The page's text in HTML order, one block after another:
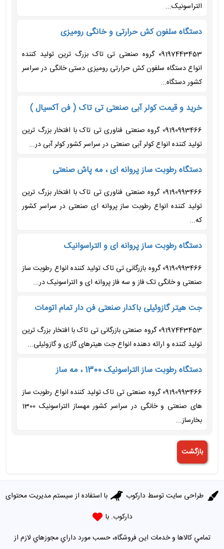
التراسونیک...
دستگاه سلفون کش حرارتی و خانگی رومیزی
09197443453 گروه صنعتی تی تاک بزرگ ترین تولید کننده
انواع دستگاه سلفون کش حرارتی رومیزی دستی خانگی در سراسر
کشور دستگاه...
خرید و قیمت کولر آبی صنعتی تی تاک ( فن آکسیال )
09190993466 گروه صنعتی فناوری تی تاک با افتخار بزرگ ترین
تولید کننده انواع کولر آبی صنعتی در سراسر کشور کولر آبی در...
دستگاه رطوبت ساز پروانه ای ، مه پاش صنعتی
09190993466 گروه صنعتی فناوری تی تاک با افتخار بزرگ ترین
تولید کننده انواع رطوبت ساز پروانه ای صنعتی در سراسر کشور
که...
دستگاه رطوبت ساز پروانه ای و التراسوانیک
09190993466 گروه بازرگانی تی تاک تولید کننده انواع رطوبت ساز
صنعتی و خانگی تک فاز و سه فاز پروانه ای و التراسونیک در...
جت هیتر گازوئیلی باکدار صنعتی فن دار تمام اتومات
09197443453 گروه صنعتی بازرگانی تی تاک با افتخار بزرگ ترین
تولید کننده و ارائه دهنده انواع جت هیترهای گازی و گازوئیلی...
دستگاه رطوبت ساز التراسونیک 1300 ، مه ساز
09190993466 گروه صنعتی تی تاک تولید کننده انواع رطوبت ساز
های صنعتی و خانگی در سراسر کشور مهساز التراسونیک 1300
بخارساز...
طراحی سایت توسطدارکوب
با استفاده از سیستم مدیریت محتوای
دارکوب. با
تمامي كالاها و خدمات اين فروشگاه، حسب مورد داراي مجوزهاي لازم از